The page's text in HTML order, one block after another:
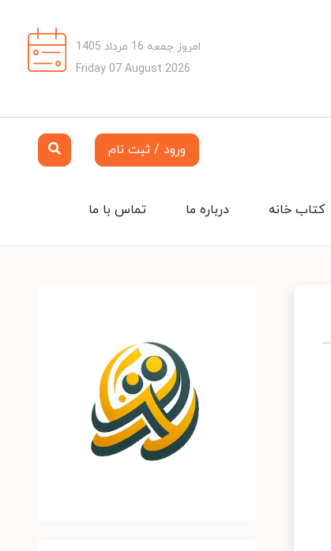
امروز جمعه 16 مرداد 1405
Friday 07 August 2026
ورود / ثبت نام
تماس با ما درباره ما کتاب خانه